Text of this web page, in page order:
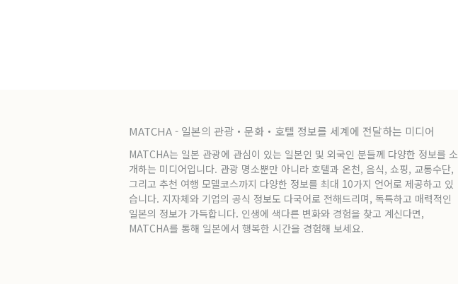
MATCHA - 일본의 관광・문화・호텔 정보를 세계에 전달하는 미디어
MATCHA는 일본 관광에 관심이 있는 일본인 및 외국인 분들께 다양한 정보를 소
개하는 미디어입니다. 관광 명소뿐만 아니라 호텔과 온천, 음식, 쇼핑, 교통수단,
그리고 추천 여행 모델코스까지 다양한 정보를 최대 10가지 언어로 제공하고 있
습니다. 지자체와 기업의 공식 정보도 다국어로 전해드리며, 독특하고 매력적인
일본의 정보가 가득합니다. 인생에 색다른 변화와 경험을 찾고 계신다면,
MATCHA를 통해 일본에서 행복한 시간을 경험해 보세요.